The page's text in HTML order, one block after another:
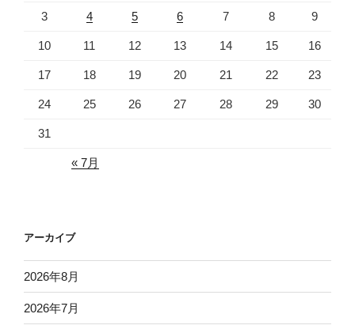
3 4 5 6 7 8 9
10 11 12 13 14 15 16
17 18 19 20 21 22 23
24 25 26 27 28 29 30
31
« 7月
アーカイブ
2026年8月
2026年7月